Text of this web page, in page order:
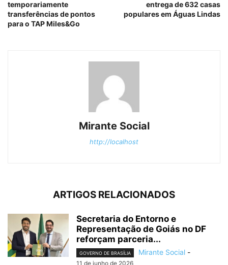
temporariamente
transferências de pontos
para o TAP Miles&Go
entrega de 632 casas
populares em Águas Lindas
Mirante Social
http://localhost
ARTIGOS RELACIONADOS
Secretaria do Entorno e
Representação de Goiás no DF
reforçam parceria...
GOVERNO DE BRASÍLIA Mirante Social -
11 de junho de 2026